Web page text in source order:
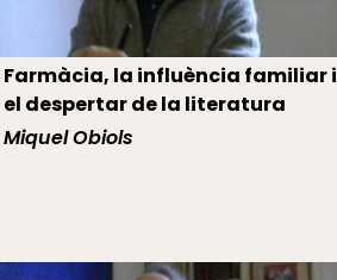
Farmàcia, la influència familiar i
el despertar de la literatura
Miquel Obiols